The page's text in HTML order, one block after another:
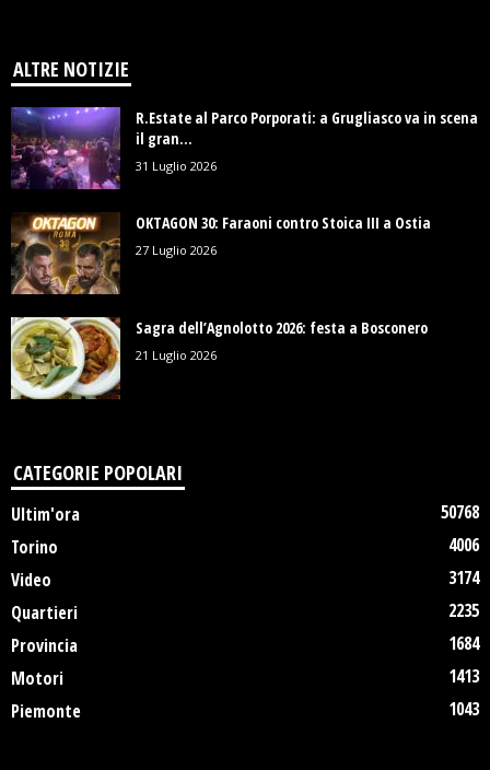
ALTRE NOTIZIE
R.Estate al Parco Porporati: a Grugliasco va in scena
il gran...
31 Luglio 2026
OKTAGON 30: Faraoni contro Stoica III a Ostia
27 Luglio 2026
Sagra dell’Agnolotto 2026: festa a Bosconero
21 Luglio 2026
CATEGORIE POPOLARI
Ultim'ora
50768
Torino
4006
Video
3174
Quartieri
2235
Provincia
1684
Motori
1413
Piemonte
1043